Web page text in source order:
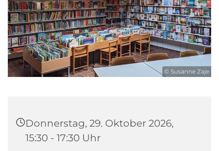
© Susanne Zaje
Donnerstag, 29. Oktober 2026,
15:30 - 17:30 Uhr